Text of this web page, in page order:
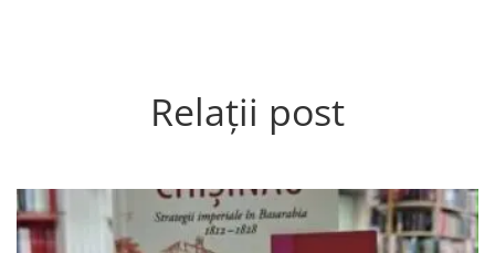
Relații post